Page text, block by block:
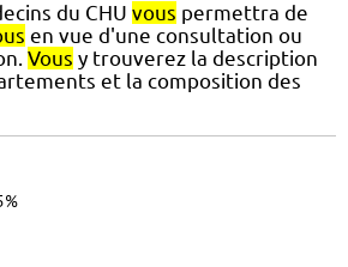
du CHU vous permettra de
en vue d'une consultation ou
Vous y trouverez la description
et la composition des